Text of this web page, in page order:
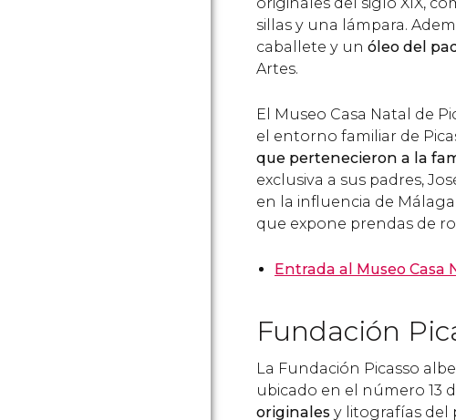
sillas y una lámpara.
caballete y un óleo del
Artes.
El Museo Casa Natal de
el entorno familiar de
que pertenecieron a la
exclusiva a sus padres,
en la influencia de
que expone prendas de
Entrada al Museo Casa
Fundación
La Fundación Picasso
ubicado en el número 13
originales y litografías del